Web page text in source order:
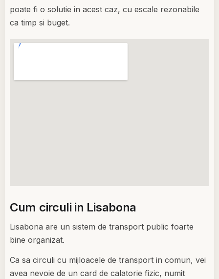
poate fi o solutie in acest caz, cu escale rezonabile
ca timp si buget.
Cum circuli in Lisabona
Lisabona are un sistem de transport public foarte
bine organizat.
Ca sa circuli cu mijloacele de transport in comun, vei
avea nevoie de un card de calatorie fizic, numit